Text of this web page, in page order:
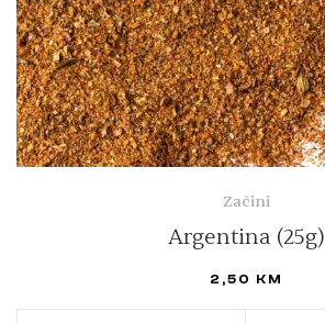
Začini
Argentina (25g)
2,50 KM